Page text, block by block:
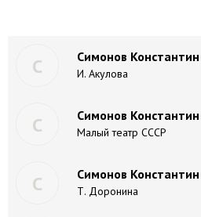
С Симонов
И. Акулова
С Симонов
Малый театр СССР
С Симонов
Т. Доронина